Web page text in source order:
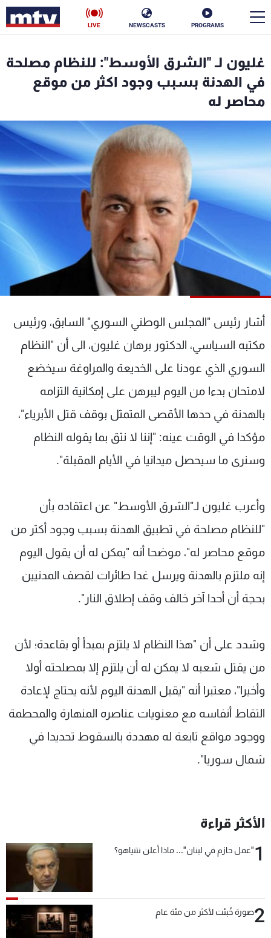
PROGRAMS
NEWSCASTS
LIVE
غليون لـ "الشرق الأوسط": للنظام مصلحة
في الهدنة بسبب وجود اكثر من موقع
محاصر له
أشار رئيس "المجلس الوطني السوري" السابق، ورئيس
مكتبه السياسي، الدكتور برهان غليون، الى أن "النظام
السوري الذي عودنا على الخديعة والمراوغة سيخضع
لامتحان بدءا من اليوم ليبرهن على إمكانية التزامه
بالهدنة في حدها الأقصى المتمثل بوقف قتل الأبرياء"،
مؤكدا في الوقت عينه: "إننا لا نثق بما يقوله النظام
وسنرى ما سيحصل ميدانيا في الأيام المقبلة".
وأعرب غليون لـ"الشرق الأوسط" عن اعتقاده بأن
"للنظام مصلحة في تطبيق الهدنة بسبب وجود أكثر من
موقع محاصر له"، موضحا أنه "يمكن له أن يقول اليوم
إنه ملتزم بالهدنة ويرسل غدا طائرات لقصف المدنيين
بحجة أن أحدا آخر خالف وقف إطلاق النار".
وشدد على أن "هذا النظام لا يلتزم بمبدأ أو بقاعدة؛ لأن
من يقتل شعبه لا يمكن له أن يلتزم إلا بمصلحته أولا
وأخيرا"، معتبرا أنه "يقبل الهدنة اليوم لأنه يحتاج لإعادة
التقاط أنفاسه مع معنويات عناصره المنهارة والمحطمة
ووجود مواقع تابعة له مهددة بالسقوط تحديدا في
شمال سوريا".
الأكثر قراءة
1"عمل حازم في لبنان"... ماذا أعلن نتنياهو؟
2صورة خُبئت لأكثر من مئة عام
الأخبار
سياسة
إقتصاد فن
منوعات
كأس العالم
البرامج
جدول البرامج
شاهد البرامج
الترددات
عن MTV
الإنـتـاج
لاعلاناتكم
وظائف
تواصل معنا
شروط الإسـتخدام